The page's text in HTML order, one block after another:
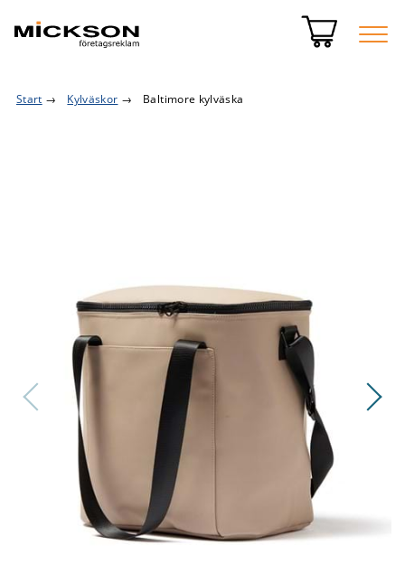
Start → Kylväskor → Baltimore kylväska